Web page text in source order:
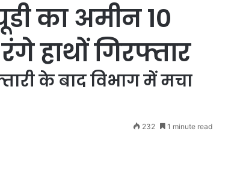
का अमीन 10
हाथों गिरफ्तार
के बाद विभाग में मचा
232 1 minute read